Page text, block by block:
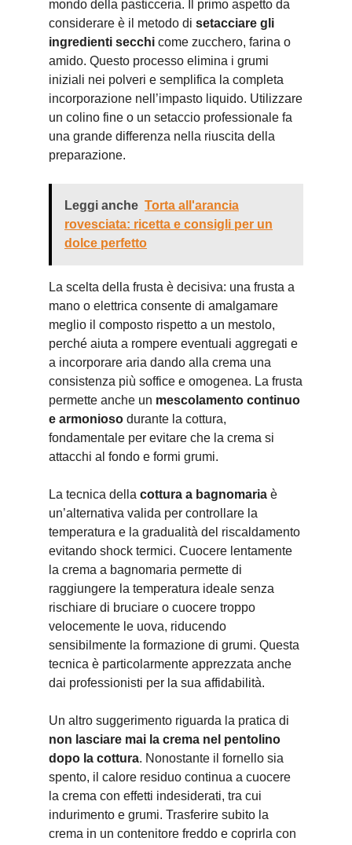
mondo della pasticceria. Il primo aspetto da
considerare è il metodo di setacciare gli
ingredienti secchi come zucchero, farina o
amido. Questo processo elimina i grumi
iniziali nei polveri e semplifica la completa
incorporazione nell’impasto liquido. Utilizzare
un colino fine o un setaccio professionale fa
una grande differenza nella riuscita della
preparazione.
Leggi anche Torta all'arancia
rovesciata: ricetta e consigli per un
dolce perfetto
La scelta della frusta è decisiva: una frusta a
mano o elettrica consente di amalgamare
meglio il composto rispetto a un mestolo,
perché aiuta a rompere eventuali aggregati e
a incorporare aria dando alla crema una
consistenza più soffice e omogenea. La frusta
permette anche un mescolamento continuo
e armonioso durante la cottura,
fondamentale per evitare che la crema si
attacchi al fondo e formi grumi.
La tecnica della cottura a bagnomaria è
un’alternativa valida per controllare la
temperatura e la gradualità del riscaldamento
evitando shock termici. Cuocere lentamente
la crema a bagnomaria permette di
raggiungere la temperatura ideale senza
rischiare di bruciare o cuocere troppo
velocemente le uova, riducendo
sensibilmente la formazione di grumi. Questa
tecnica è particolarmente apprezzata anche
dai professionisti per la sua affidabilità.
Un altro suggerimento riguarda la pratica di
non lasciare mai la crema nel pentolino
dopo la cottura. Nonostante il fornello sia
spento, il calore residuo continua a cuocere
la crema con effetti indesiderati, tra cui
indurimento e grumi. Trasferire subito la
crema in un contenitore freddo e coprirla con